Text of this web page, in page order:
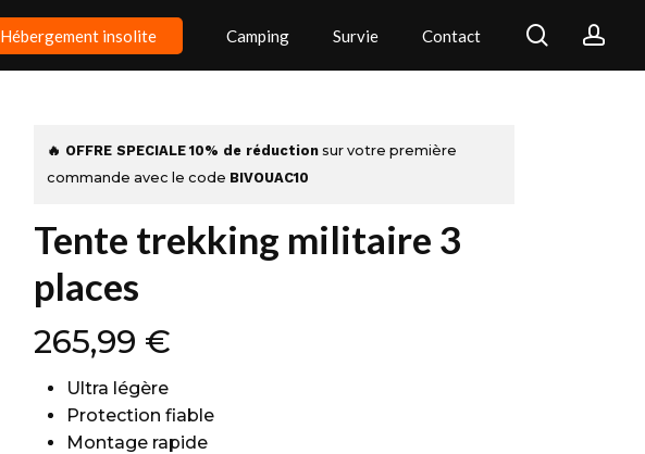
Hébergement insolite Camping Survie Contact search
🔥 OFFRE SPECIALE 10% de réduction sur votre première
commande avec le code BIVOUAC10
Tente trekking militaire 3
places
265,99 €
Ultra légère
Protection fiable
Montage rapide